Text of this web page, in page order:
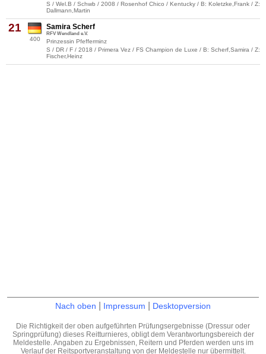
S / Wel.B / Schwb / 2008 / Rosenhof Chico / Kentucky / B: Koletzke,Frank / Z:
Dallmann,Martin
21
400
Samira Scherf
RFV Wendland e.V.
Prinzessin Pfefferminz
S / DR / F / 2018 / Primera Vez / FS Champion de Luxe / B: Scherf,Samira / Z:
Fischer,Heinz
Nach oben Impressum Desktopversion
Die Richtigkeit der oben aufgeführten Prüfungsergebnisse (Dressur oder
Springprüfung) dieses Reitturnieres, obligt dem Verantwortungsbereich der
Meldestelle. Angaben zu Ergebnissen, Reitern und Pferden werden uns im
Verlauf der Reitsportveranstaltung von der Meldestelle nur übermittelt.